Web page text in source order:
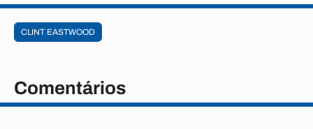
CLINT EASTWOOD
Comentários